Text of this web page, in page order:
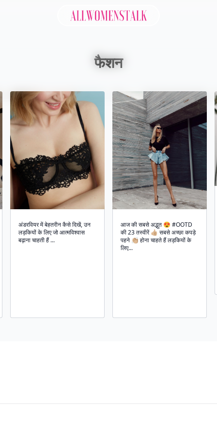
Allwomenstalk
फैशन
अंडरवियर में बेहतरीन कैसे दिखें, उन
लड़कियों के लिए जो आत्मविश्वास
बढ़ाना चाहती हैं ...
आज की सबसे अद्भुत 😍 #OOTD
की 23 तस्वीरें 👍🏼 सबसे अच्छा कपड़े
पहने 👏🏼 होना चाहते हैं लड़कियों के
लिए...